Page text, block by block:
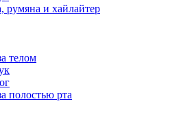
румяна и хайлайтер
телом
полостью рта